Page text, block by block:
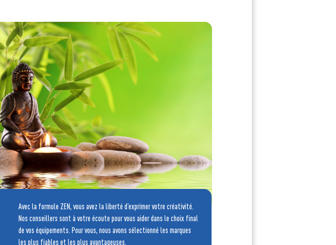
Avec la formule ZEN, vous avez la liberté d’exprimer votre créativité.
Nos conseillers sont à votre écoute pour vous aider dans le choix final
de vos équipements. Pour vous, nous avons sélectionné les marques
les plus fiables et les plus avantageuses.